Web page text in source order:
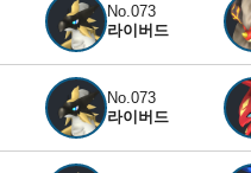
No.073
라이버드
No.073
라이버드